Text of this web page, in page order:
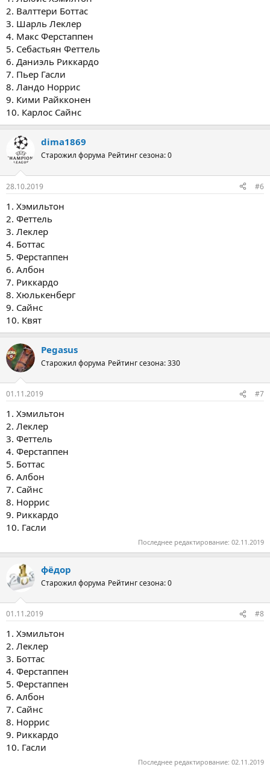
2. Валттери Боттас
3. Шарль Леклер
4. Макс Ферстаппен
5. Себастьян Феттель
6. Даниэль Риккардо
7. Пьер Гасли
8. Ландо Норрис
9. Кими Райкконен
10. Карлос Сайнс
dima1869
Старожил форума Рейтинг сезона: 0
28.10.2019 #6
1. Хэмильтон
2. Феттель
3. Леклер
4. Боттас
5. Ферстаппен
6. Албон
7. Риккардо
8. Хюлькенберг
9. Сайнс
10. Квят
Pegasus
Старожил форума Рейтинг сезона: 330
01.11.2019 #7
1. Хэмильтон
2. Леклер
3. Феттель
4. Ферстаппен
5. Боттас
6. Албон
7. Сайнс
8. Норрис
9. Риккардо
10. Гасли
Последнее редактирование: 02.11.2019
фёдор
Старожил форума Рейтинг сезона: 0
01.11.2019 #8
1. Хэмильтон
2. Леклер
3. Боттас
4. Ферстаппен
5. Ферстаппен
6. Албон
7. Сайнс
8. Норрис
9. Риккардо
10. Гасли
Последнее редактирование: 02.11.2019